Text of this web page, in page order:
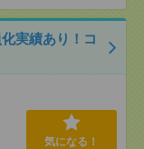
実績あり！コ
気になる！